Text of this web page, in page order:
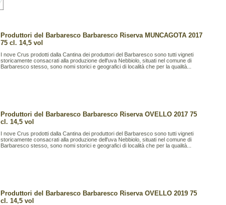
Produttori del Barbaresco Barbaresco Riserva MUNCAGOTA 2017
75 cl. 14,5 vol
I nove Crus prodotti dalla Cantina dei produttori del Barbaresco sono tutti vigneti
storicamente consacrati alla produzione dell'uva Nebbiolo, situati nel comune di
Barbaresco stesso, sono nomi storici e geografici di località che per la qualità...
Produttori del Barbaresco Barbaresco Riserva OVELLO 2017 75
cl. 14,5 vol
I nove Crus prodotti dalla Cantina dei produttori del Barbaresco sono tutti vigneti
storicamente consacrati alla produzione dell'uva Nebbiolo, situati nel comune di
Barbaresco stesso, sono nomi storici e geografici di località che per la qualità...
Produttori del Barbaresco Barbaresco Riserva OVELLO 2019 75
cl. 14,5 vol